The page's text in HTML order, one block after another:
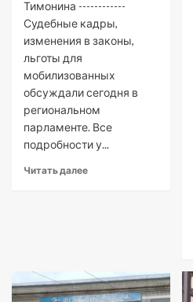
Тимонина ------------
Судебные кадры,
изменения в законы,
льготы для
мобилизованных
обсуждали сегодня в
региональном
парламенте. Все
подробности у...
Читать далее